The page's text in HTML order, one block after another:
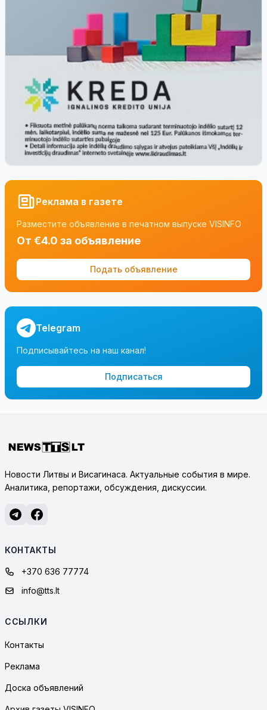
Реклама в газете
Разместите объявление в печатном выпуске VISINFO
От €4.0 за объявление
Подать объявление
Telegram
Подписывайтесь на наш канал!
Подписаться
Новости Литвы и Висагинаса. Актуальные события в мире.
Аналитика, репортажи, обсуждения, дискуссии.
КОНТАКТЫ
+370 636 77774
info@tts.lt
ССЫЛКИ
Контакты
Реклама
Доска объявлений